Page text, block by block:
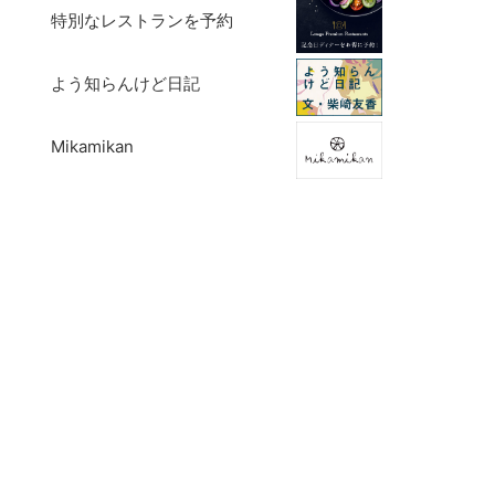
特別なレストランを予約
よう知らんけど日記
Mikamikan